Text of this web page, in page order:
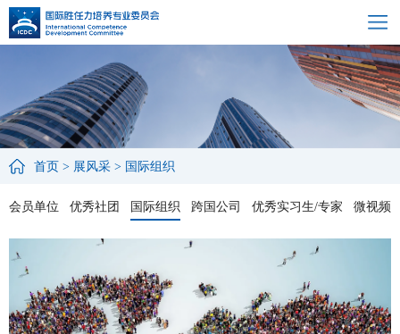
首页 > 展风采 > 国际组织
会员单位 优秀社团 国际组织 跨国公司 优秀实习生/专家 微视频